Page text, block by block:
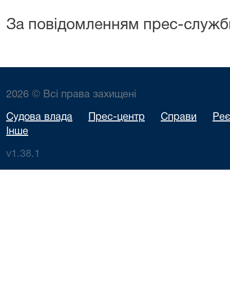
За повідомленням прес-
2026 © Всі права захищені
Судова влада Прес-центр Справи
Інше
v1.38.1